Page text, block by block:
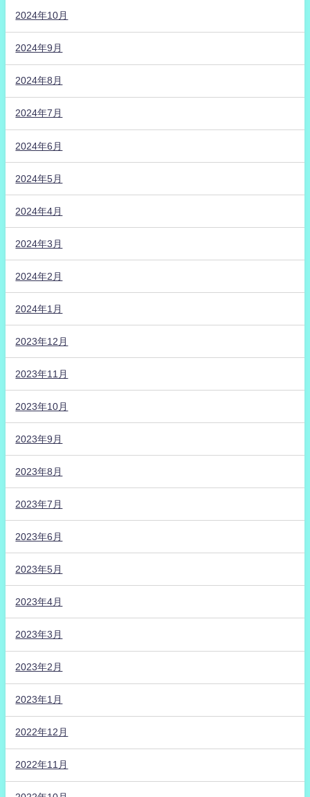
2024年10月
2024年9月
2024年8月
2024年7月
2024年6月
2024年5月
2024年4月
2024年3月
2024年2月
2024年1月
2023年12月
2023年11月
2023年10月
2023年9月
2023年8月
2023年7月
2023年6月
2023年5月
2023年4月
2023年3月
2023年2月
2023年1月
2022年12月
2022年11月